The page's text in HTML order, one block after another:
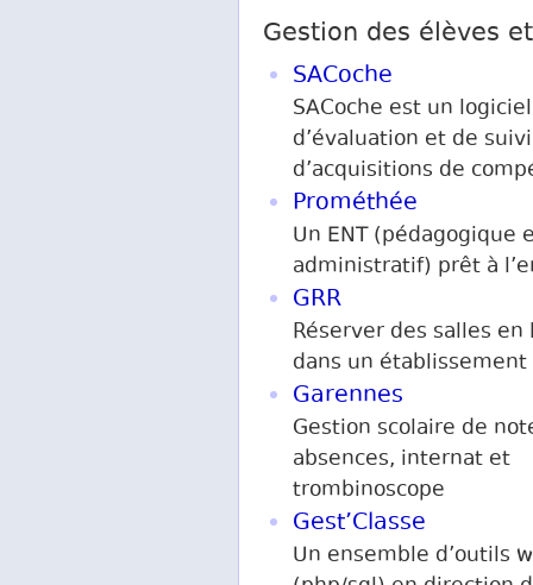
Gestion des élèves
SACoche
SACoche est un logiciel
d’évaluation et de suivi
d’acquisitions de
Prométhée
Un ENT (pédagogique
administratif) prêt à
GRR
Réserver des salles en
dans un établissement
Garennes
Gestion scolaire de
absences, internat et
trombinoscope
Gest’Classe
Un ensemble d’outils